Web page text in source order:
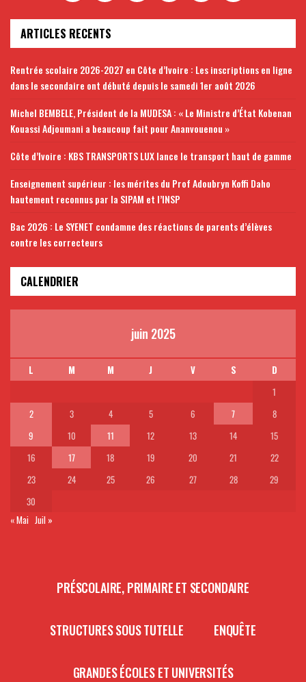
ARTICLES RECENTS
Rentrée scolaire 2026-2027 en Côte d’Ivoire : Les inscriptions en ligne
dans le secondaire ont débuté depuis le samedi 1er août 2026
Michel BEMBELE, Président de la MUDESA : « Le Ministre d’État Kobenan
Kouassi Adjoumani a beaucoup fait pour Ananvouenou »
Côte d’Ivoire : KBS TRANSPORTS LUX lance le transport haut de gamme
Enseignement supérieur : les mérites du Prof Adoubryn Koffi Daho
hautement reconnus par la SIPAM et l’INSP
Bac 2026 : Le SYENET condamne des réactions de parents d’élèves
contre les correcteurs
CALENDRIER
juin 2025
L M M J V S
D
1
2
3 4 5 6 7
8
9
10 11 12 13 14
15
16
17 18 19 20 21
22
23
24 25 26 27 28
29
30
« Mai Juil »
PRÉSCOLAIRE, PRIMAIRE ET SECONDAIRE
STRUCTURES SOUS TUTELLE ENQUÊTE
GRANDES ÉCOLES ET UNIVERSITÉS